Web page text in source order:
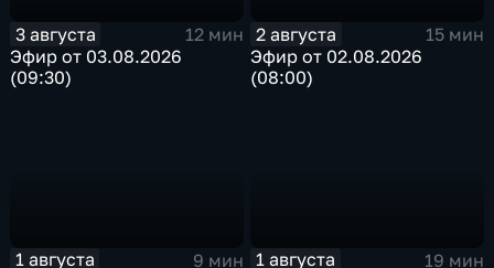
3 августа
12 мин
Эфир от 03.08.2026
(09:30)
2 августа
15 мин
Эфир от 02.08.2026
(08:00)
1 августа 9 мин 1 августа 19 мин